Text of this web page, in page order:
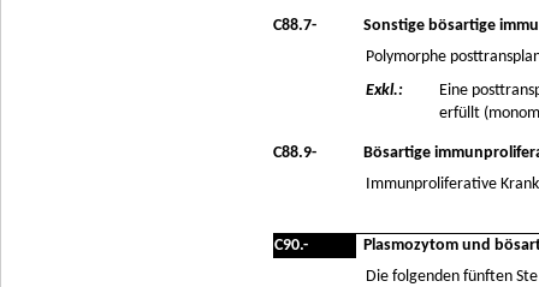
C88.7-
Sonstige bösartige
Polymorphe
Exkl.:
Eine
erfüllt
C88.9-
Bösartige
Immunproliferative
C90.-
Plasmozytom und
Die folgenden fünften